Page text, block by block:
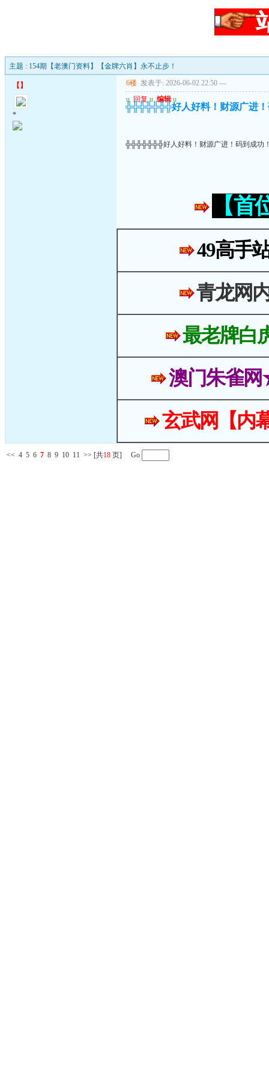
主题 : 154期【老澳门资料】【金牌六肖】永不止步！
【 】
*
6楼 发表于: 2026-06-02 22:50 ---
u 回复 u 编辑 u
╬╬╬╬╬╬╬好人好料！财源广进！
╬╬╬╬╬╬╬好人好料！财源广进！码到成功
【
49高手
青龙网
最老牌白
澳门朱雀
玄武网【内
<< 4 5 6 7 8 9 10 11 >> [共18 页] Go